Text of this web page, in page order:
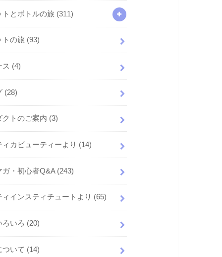
トとボトルの旅 (311)
トの旅 (93)
ス (4)
(28)
クトのご案内 (3)
ィカビューティーより (14)
ガ・初心者Q&A (243)
ィインスティチュートより (65)
ろいろ (20)
ついて (14)